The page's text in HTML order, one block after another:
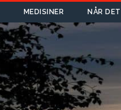
MEDISINER NÅR